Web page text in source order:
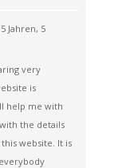
Jahren, 5
very
is
help me with
the details
website. It is